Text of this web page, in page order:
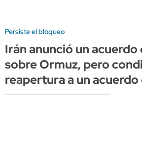
Persiste el bloqueo
Irán anunció un acuerdo
sobre Ormuz, pero
reapertura a un acuerdo